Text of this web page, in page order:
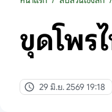
ขุดโพร
29 มิ.ย. 2569 19:18